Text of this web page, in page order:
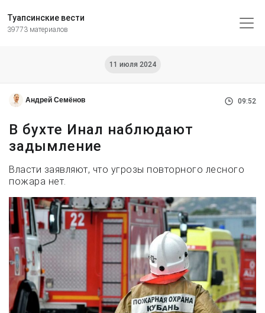
Туапсинские вести
39773 материалов
11 июля 2024
Андрей Семёнов 09:52
В бухте Инал наблюдают
задымление
Власти заявляют, что угрозы повторного лесного
пожара нет.